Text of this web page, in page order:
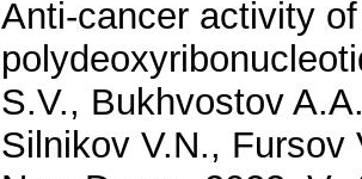
Anti-cancer activity
S.V., Bukhvostov
Silnikov V.N., Fursov